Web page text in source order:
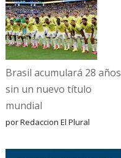
Brasil acumulará 28 años
sin un nuevo título
mundial
por Redaccion El Plural